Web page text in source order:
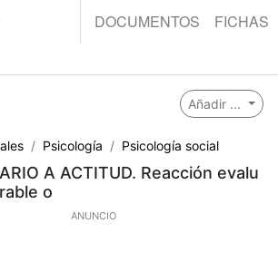
DOCUMENTOS FICHAS
Añadir ...
Psicología Psicología social
A ACTITUD. Reacción evalu
o
ANUNCIO